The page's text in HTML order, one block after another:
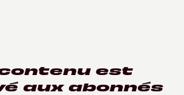
contenu est
aux abonnés